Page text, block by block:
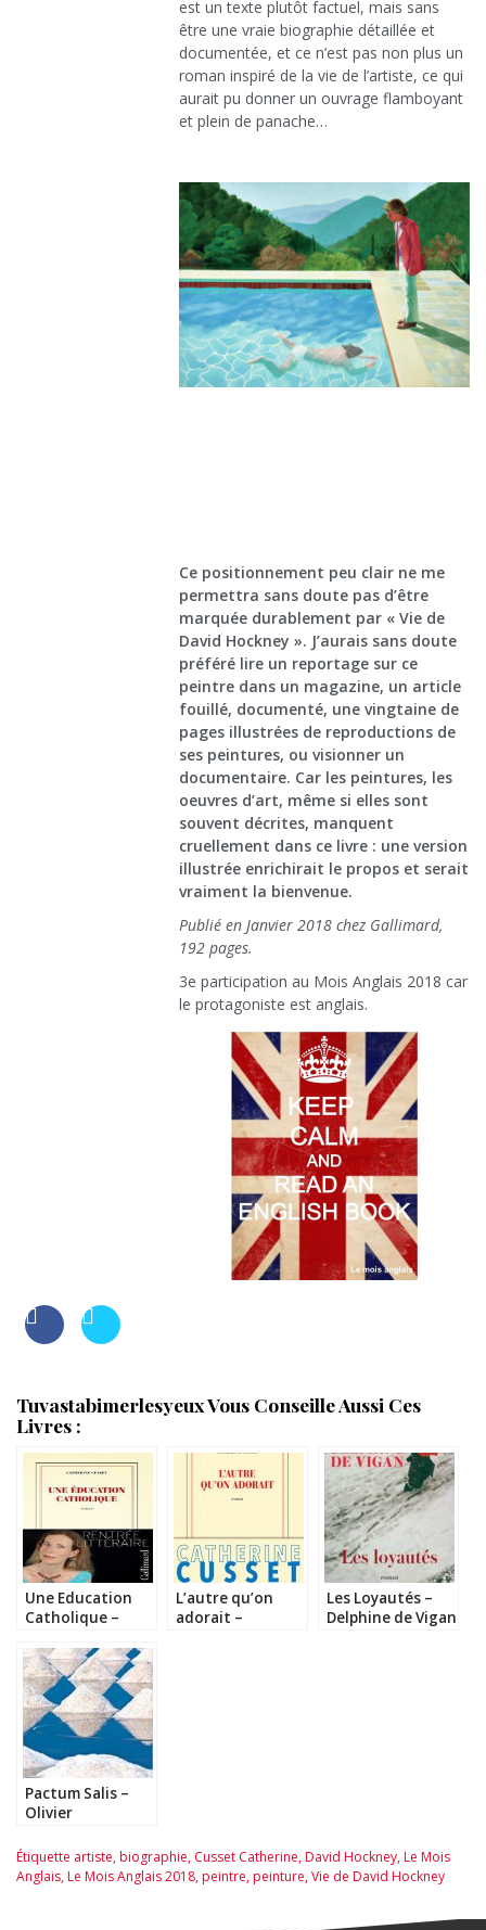
est un texte plutôt factuel, mais sans
être une vraie biographie détaillée et
documentée, et ce n’est pas non plus un
roman inspiré de la vie de l’artiste, ce qui
aurait pu donner un ouvrage flamboyant
et plein de panache…
Ce positionnement peu clair ne me
permettra sans doute pas d’être
marquée durablement par « Vie de
David Hockney ». J’aurais sans doute
préféré lire un reportage sur ce
peintre dans un magazine, un article
fouillé, documenté, une vingtaine de
pages illustrées de reproductions de
ses peintures, ou visionner un
documentaire. Car les peintures, les
oeuvres d’art, même si elles sont
souvent décrites, manquent
cruellement dans ce livre : une version
illustrée enrichirait le propos et serait
vraiment la bienvenue.
Publié en Janvier 2018 chez Gallimard,
192 pages.
3e participation au Mois Anglais 2018 car
le protagoniste est anglais.
Tuvastabimerlesyeux Vous Conseille Aussi Ces
Livres :
Une Education
Catholique –
L’autre qu’on
adorait –
Les Loyautés –
Delphine de Vigan
Pactum Salis –
Olivier
Étiquette artiste,biographie, Cusset Catherine,David Hockney,Le Mois
Anglais,Le Mois Anglais 2018,peintre,peinture,Vie de David Hockney